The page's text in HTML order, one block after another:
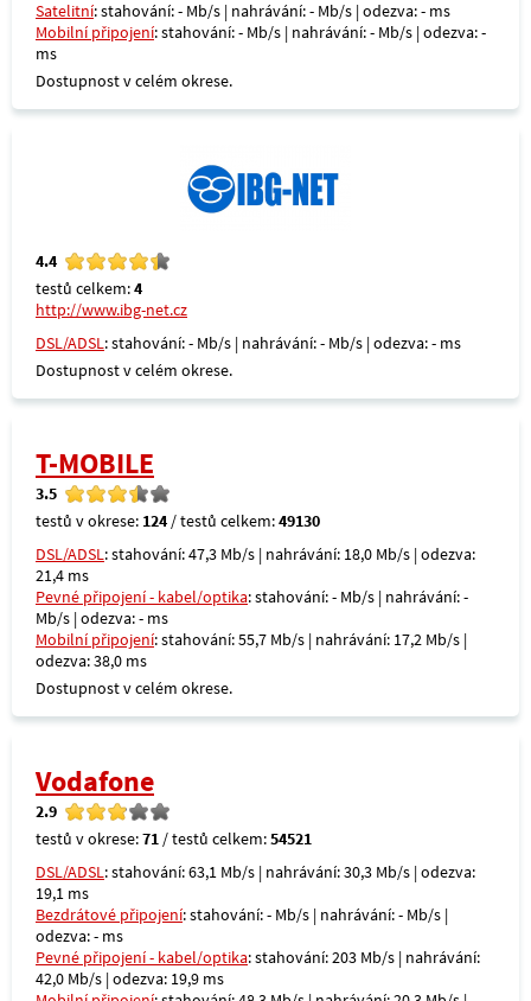
Satelitní: stahování: - Mb/s | nahrávání: - Mb/s | odezva: - ms
Mobilní připojení: stahování: - Mb/s | nahrávání: - Mb/s | odezva: -
ms
Dostupnost v celém okrese.
4.4
testů celkem:4
http://www.ibg-net.cz
DSL/ADSL: stahování: - Mb/s | nahrávání: - Mb/s | odezva: - ms
Dostupnost v celém okrese.
T-MOBILE
3.5
testů v okrese: 124 / testů celkem:49130
DSL/ADSL: stahování: 47,3 Mb/s | nahrávání: 18,0 Mb/s | odezva:
21,4 ms
Pevné připojení - kabel/optika: stahování: - Mb/s | nahrávání: -
Mb/s | odezva: - ms
Mobilní připojení: stahování: 55,7 Mb/s | nahrávání: 17,2 Mb/s |
odezva: 38,0 ms
Dostupnost v celém okrese.
Vodafone
2.9
testů v okrese:71 / testů celkem:54521
DSL/ADSL: stahování: 63,1 Mb/s | nahrávání: 30,3 Mb/s | odezva:
19,1 ms
Bezdrátové připojení: stahování: - Mb/s | nahrávání: - Mb/s |
odezva: - ms
Pevné připojení - kabel/optika: stahování: 203 Mb/s | nahrávání:
42,0 Mb/s | odezva: 19,9 ms